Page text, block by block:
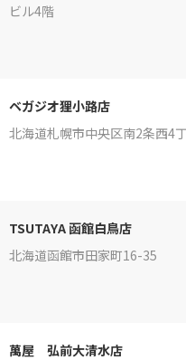
ビル4階
ベガジオ狸小路店
北海道札幌市中央区南2条西4
TSUTAYA 函館白鳥店
北海道函館市田家町16-35
萬屋 弘前大清水店